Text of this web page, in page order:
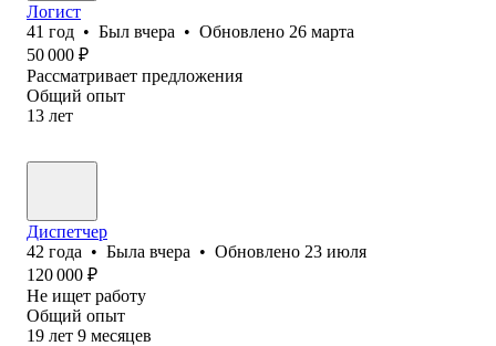
Логист
41 год • Был вчера • Обновлено 26 марта
50 000 ₽
Рассматривает предложения
Общий опыт
13 лет
Диспетчер
42 года • Была вчера • Обновлено 23 июля
120 000 ₽
Не ищет работу
Общий опыт
19 лет 9 месяцев